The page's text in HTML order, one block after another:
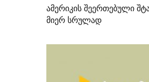
ამერიკის შეერთებული
მიერ სრულად